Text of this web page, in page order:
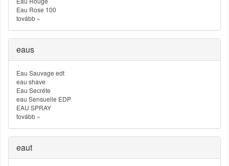
Eau Rose 100
tovább »
eaus
Eau Sauvage edt
eau shave
Eau Secréte
eau Sensuelle EDP
EAU SPRAY
tovább »
eaut